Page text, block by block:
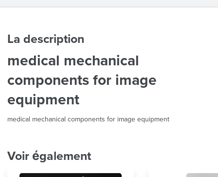
La description
medical mechanical
components for image
equipment
medical mechanical components for image equipment
Voir également